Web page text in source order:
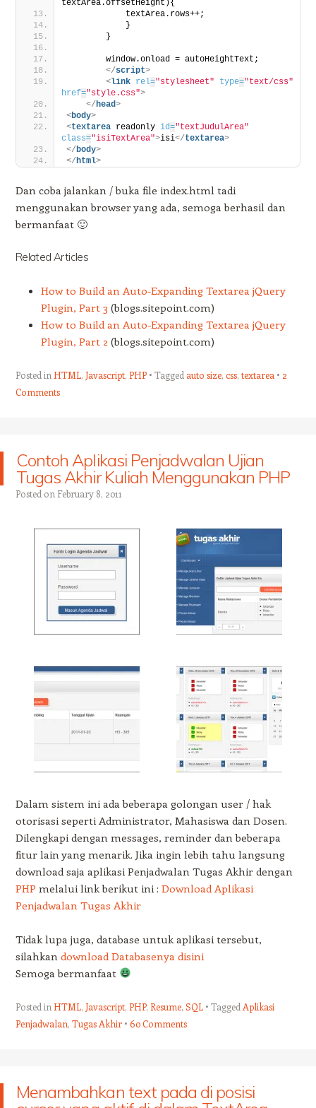
textArea.offsetHeight){
            textArea.rows++;
            }
        }
        window.onload = autoHeightText;
</script>
<link rel="stylesheet" type="text/css"
href="style.css">
</head>
<body>
<textarea readonly id="textJudulArea"
class="isiTextArea">isi</textarea>
</body>
</html>
Dan coba jalankan / buka file index.html tadi
menggunakan browser yang ada, semoga berhasil dan
bermanfaat 🙂
Related Articles
How to Build an Auto-Expanding Textarea jQuery
Plugin, Part 3 (blogs.sitepoint.com)
How to Build an Auto-Expanding Textarea jQuery
Plugin, Part 2 (blogs.sitepoint.com)
Posted in HTML, Javascript, PHP Tagged auto size, css, textarea
2
Comments
Contoh Aplikasi Penjadwalan Ujian
Tugas Akhir Kuliah Menggunakan PHP
Posted on February 8, 2011
Dalam sistem ini ada beberapa golongan user / hak
otorisasi seperti Administrator, Mahasiswa dan Dosen.
Dilengkapi dengan messages, reminder dan beberapa
fitur lain yang menarik. Jika ingin lebih tahu langsung
download saja aplikasi Penjadwalan Tugas Akhir dengan
PHP melalui link berikut ini : Download Aplikasi
Penjadwalan Tugas Akhir
Tidak lupa juga, database untuk aplikasi tersebut,
silahkan download Databasenya disini
Semoga bermanfaat
Posted in HTML, Javascript, PHP, Resume, SQL Tagged Aplikasi
Penjadwalan, Tugas Akhir 60 Comments
Menambahkan text pada di posisi